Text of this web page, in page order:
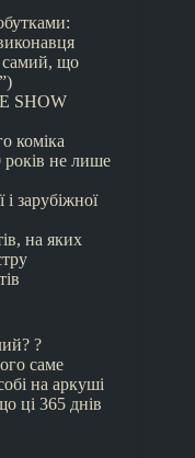
самий, що
SHOW
коміка
років не лише
і зарубіжної
на яких
?
саме
на аркуші
ці 365 днів